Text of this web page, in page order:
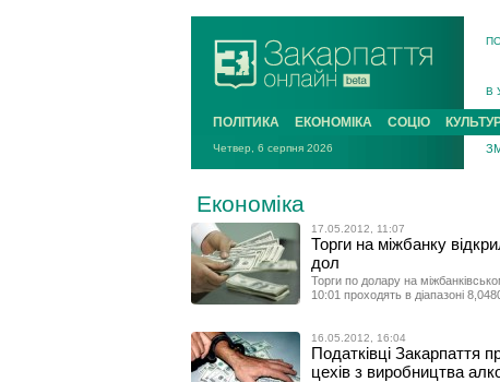
В
В
ПОЛІТИКА ЕКОНОМІКА СОЦІО
Четвер, 6 серпня 2026
Економіка
17.05.2012, 11:07
Торги на міжбанку
дол
Торги по долару на
10:01 проходять в діапазоні
16.05.2012, 16:04
Податківці Закарпаття
цехів з виробництва